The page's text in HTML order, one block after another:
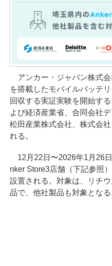
アンカー・ジャパン株式
を搭載したモバイルバッテ
回収する実証実験を開始す
よび経済産業省、合同会社
松田産業株式会社、株式会
れる。
12月22日〜2026年1月26
nker Store3店舗（下記参照
設置される。対象は、リチ
品で、他社製品も対象となる